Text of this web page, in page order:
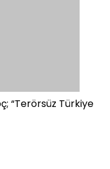
“Terörsüz Türkiye